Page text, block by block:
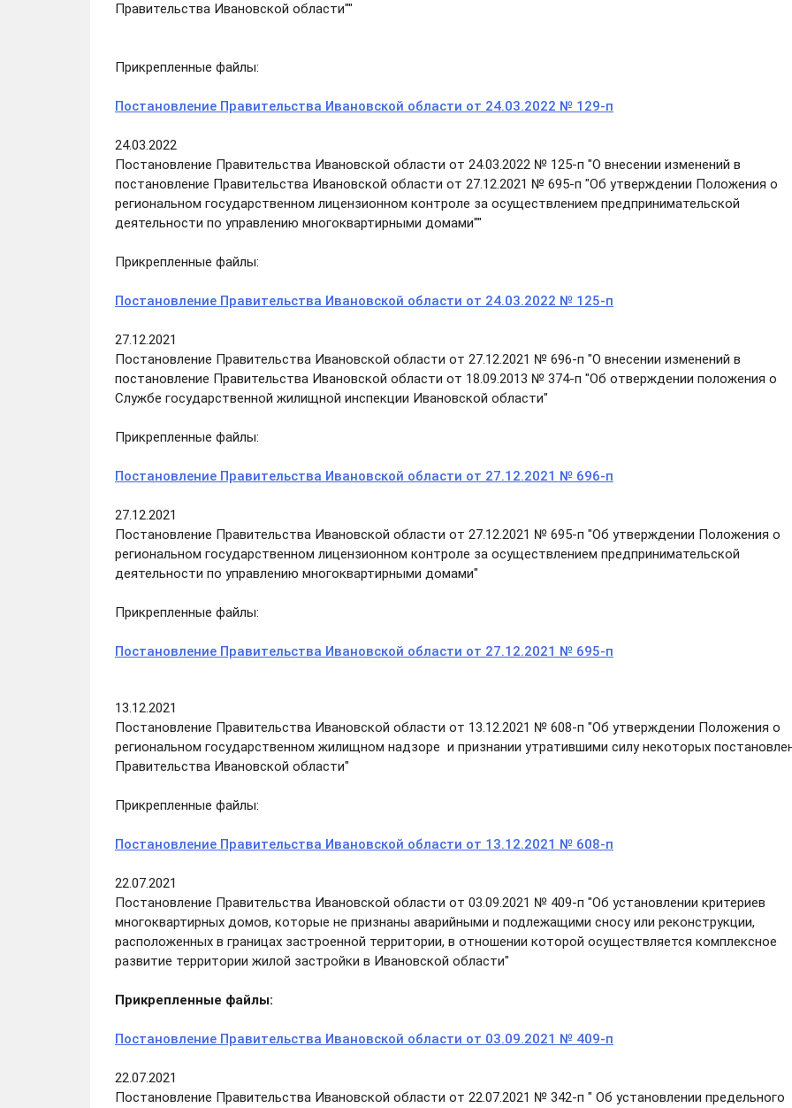
Правительства Ивановской области""
Прикрепленные файлы:
Постановление Правительства Ивановской области от 24.03.2022 № 129-п
24.03.2022
Постановление Правительства Ивановской области от 24.03.2022 № 125-п "О внесении изменений в
постановление Правительства Ивановской области от 27.12.2021 № 695-п "Об утверждении Положения о
региональном государственном лицензионном контроле за осуществлением предпринимательской
деятельности по управлению многоквартирными домами""
Прикрепленные файлы:
Постановление Правительства Ивановской области от 24.03.2022 № 125-п
27.12.2021
Постановление Правительства Ивановской области от 27.12.2021 № 696-п "О внесении изменений в
постановление Правительства Ивановской области от 18.09.2013 № 374-п "Об отверждении положения о
Службе государственной жилищной инспекции Ивановской области"
Прикрепленные файлы:
Постановление Правительства Ивановской области от 27.12.2021 № 696-п
27.12.2021
Постановление Правительства Ивановской области от 27.12.2021 № 695-п "Об утверждении Положения о
региональном государственном лицензионном контроле за осуществлением предпринимательской
деятельности по управлению многоквартирными домами"
Прикрепленные файлы:
Постановление Правительства Ивановской области от 27.12.2021 № 695-п
13.12.2021
Постановление Правительства Ивановской области от 13.12.2021 № 608-п "Об утверждении Положения о
региональном государственном жилищном надзоре и признании утратившими силу некоторых
Правительства Ивановской области"
Прикрепленные файлы:
Постановление Правительства Ивановской области от 13.12.2021 № 608-п
22.07.2021
Постановление Правительства Ивановской области от 03.09.2021 № 409-п "Об установлении критериев
многоквартирных домов, которые не признаны аварийными и подлежащими сносу или реконструкции,
расположенных в границах застроенной территории, в отношении которой осуществляется комплексное
развитие территории жилой застройки в Ивановской области"
Прикрепленные файлы:
Постановление Правительства Ивановской области от 03.09.2021 № 409-п
22.07.2021
Постановление Правительства Ивановской области от 22.07.2021 № 342-п " Об установлении предельного